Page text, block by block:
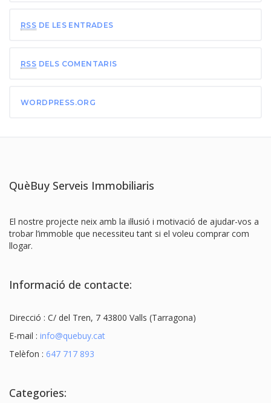
RSS DE LES ENTRADES
RSS DELS COMENTARIS
WORDPRESS.ORG
QuèBuy Serveis Immobiliaris
El nostre projecte neix amb la il·lusió i motivació de ajudar-vos a
trobar l’immoble que necessiteu tant si el voleu comprar com
llogar.
Informació de contacte:
Direcció : C/ del Tren, 7 43800 Valls (Tarragona)
E-mail : info@quebuy.cat
Telèfon : 647 717 893
Categories: